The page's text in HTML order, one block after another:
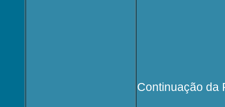
Continuação da